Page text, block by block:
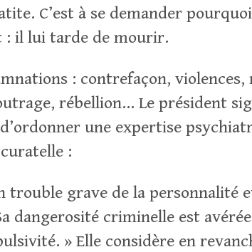
C’est à se demander
: il lui tarde de mourir.
: contrefaçon, violences,
rébellion… Le président
une expertise
:
trouble grave de la personnalité
dangerosité criminelle est
» Elle considère en